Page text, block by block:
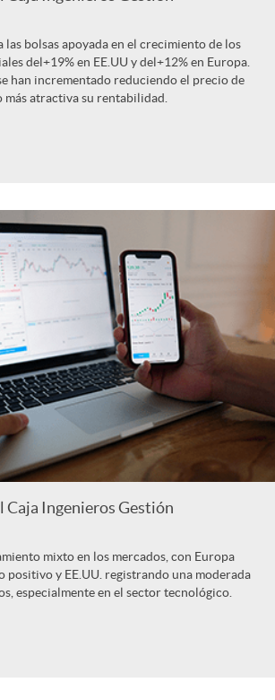
las bolsas apoyada en el crecimiento de los
del+19% en EE.UU y del+12% en Europa.
han incrementado reduciendo el precio de
más atractiva su rentabilidad.
Caja Ingenieros Gestión
mixto en los mercados, con Europa
positivo y EE.UU. registrando una moderada
especialmente en el sector tecnológico.